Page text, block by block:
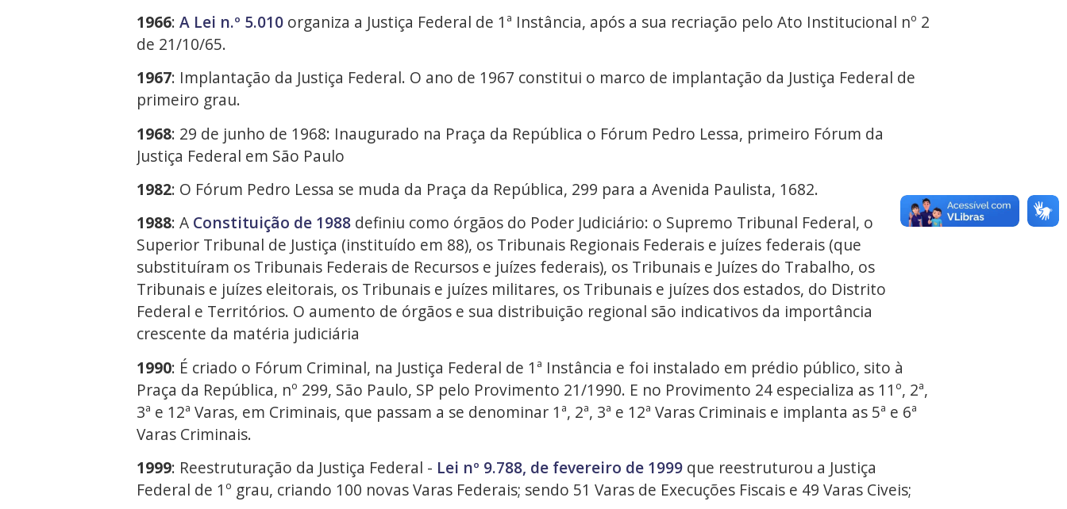
1966: A Lei n.º 5.010 organiza a Justiça Federal de 1ª Instância, após a sua recriação pelo Ato Institucional nº 2
de 21/10/65.
1967: Implantação da Justiça Federal. O ano de 1967 constitui o marco de implantação da Justiça Federal de
primeiro grau.
1968: 29 de junho de 1968: Inaugurado na Praça da República o Fórum Pedro Lessa, primeiro Fórum da
Justiça Federal em São Paulo
1982: O Fórum Pedro Lessa se muda da Praça da República, 299 para a Avenida Paulista, 1682.
1988: A Constituição de 1988 definiu como órgãos do Poder Judiciário: o Supremo Tribunal Federal, o
Superior Tribunal de Justiça (instituído em 88), os Tribunais Regionais Federais e juízes federais (que
substituíram os Tribunais Federais de Recursos e juízes federais), os Tribunais e Juízes do Trabalho, os
Tribunais e juízes eleitorais, os Tribunais e juízes militares, os Tribunais e juízes dos estados, do Distrito
Federal e Territórios. O aumento de órgãos e sua distribuição regional são indicativos da importância
crescente da matéria judiciária
1990: É criado o Fórum Criminal, na Justiça Federal de 1ª Instância e foi instalado em prédio público, sito à
Praça da República, nº 299, São Paulo, SP pelo Provimento 21/1990. E no Provimento 24 especializa as 11º, 2ª,
3ª e 12ª Varas, em Criminais, que passam a se denominar 1ª, 2ª, 3ª e 12ª Varas Criminais e implanta as 5ª e 6ª
Varas Criminais.
1999: Reestruturação da Justiça Federal - Lei nº 9.788, de fevereiro de 1999 que reestruturou a Justiça
Federal de 1º grau, criando 100 novas Varas Federais; sendo 51 Varas de Execuções Fiscais e 49 Varas Civeis;